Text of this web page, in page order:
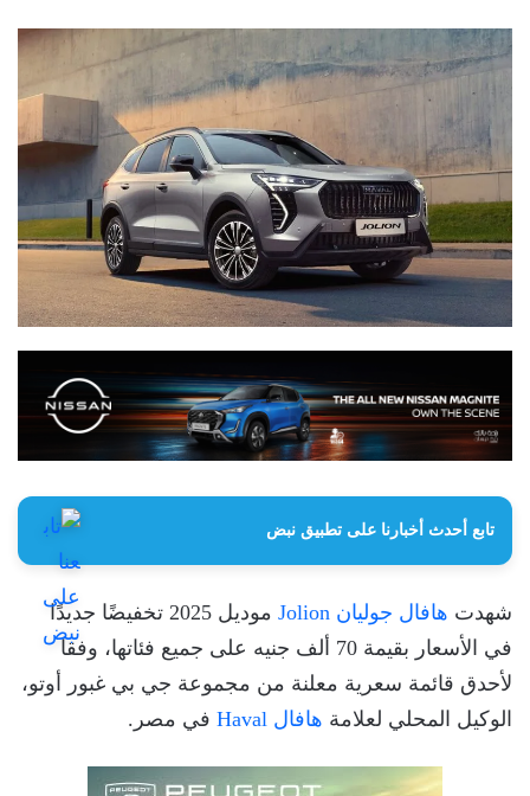
تابع أحدث أخبارنا على تطبيق نبض
شهدت هافال جوليان Jolion
موديل 2025 تخفيضًا جديدًا
في الأسعار بقيمة 70 ألف جنيه على جميع فئاتها، وفقا
لأحدق قائمة سعرية معلنة من مجموعة جي بي غبور أوتو،
الوكيل المحلي لعلامة هافال Haval في مصر.